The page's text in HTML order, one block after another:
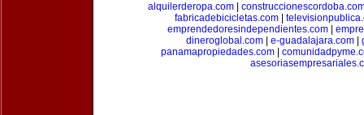
alquilerderopa.com|
fabricadebicicletas.com
emprendedoresindependientes.com|
dineroglobal.com
e-guadalajara.com
panamapropiedades.com|